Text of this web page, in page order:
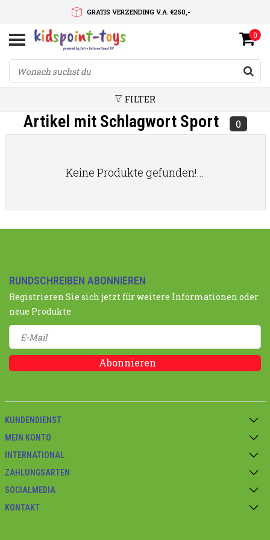
GRATIS VERZENDING V.A. €250,-
SNELLE LEVERTIJD
SERVICE OP MAAT
0
FILTER
Artikel mit Schlagwort Sport 0
Keine Produkte gefunden!...
RUNDSCHREIBEN ABONNIEREN
Registrieren Sie sich jetzt für weitere Informationen oder
neue Produkte
Abonnieren
KUNDENDIENST
MEIN KONTO
INTERNATIONAL
ZAHLUNGSARTEN
SOCIALMEDIA
KONTAKT